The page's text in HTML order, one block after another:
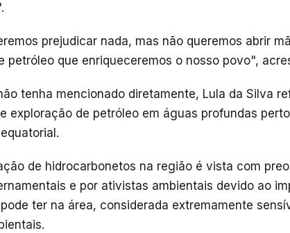
prejudicar nada, mas não queremos abrir
petróleo que enriqueceremos o nosso povo",
tenha mencionado diretamente, Lula da Silva
exploração de petróleo em águas profundas
de hidrocarbonetos na região é vista com
e por ativistas ambientais devido ao
ter na área, considerada extremamente